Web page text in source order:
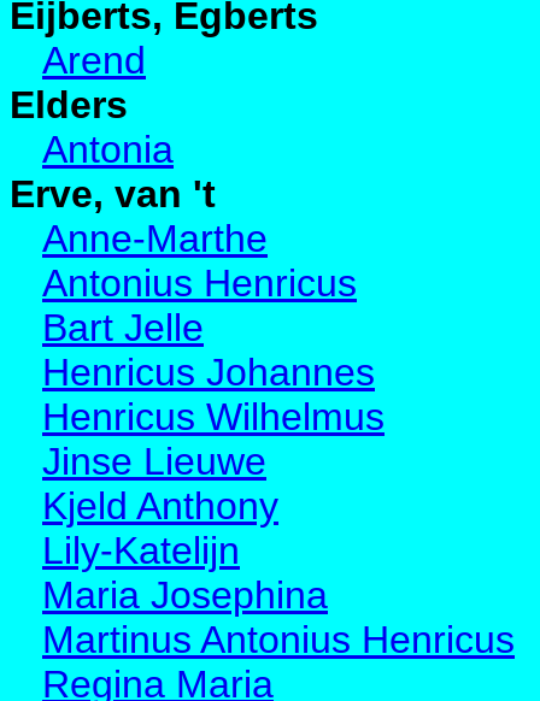
Eijberts, Egberts
Arend
Elders
Antonia
Erve, van 't
Anne-Marthe
Antonius Henricus
Bart Jelle
Henricus Johannes
Henricus Wilhelmus
Jinse Lieuwe
Kjeld Anthony
Lily-Katelijn
Maria Josephina
Martinus Antonius Henricus
Regina Maria